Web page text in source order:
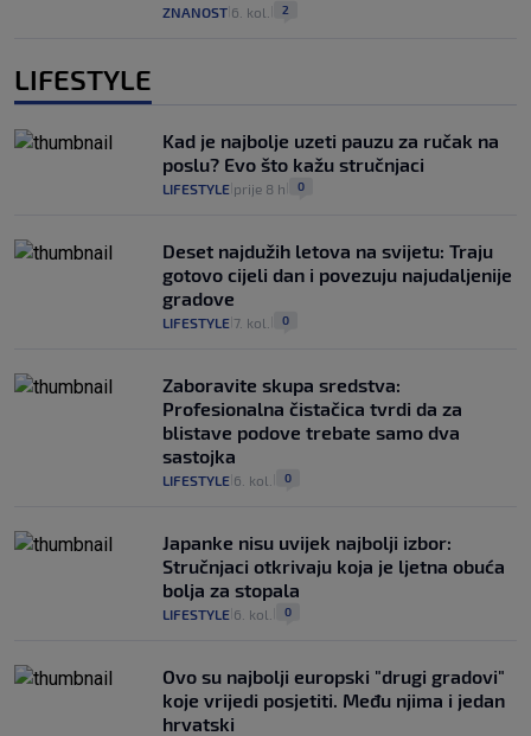
ZNANOST 6. kol. 2
LIFESTYLE
Kad je najbolje uzeti pauzu za ručak na
poslu? Evo što kažu stručnjaci
LIFESTYLE prije 8 h 0
Deset najdužih letova na svijetu: Traju
gotovo cijeli dan i povezuju najudaljenije
gradove
LIFESTYLE 7. kol. 0
Zaboravite skupa sredstva:
Profesionalna čistačica tvrdi da za
blistave podove trebate samo dva
sastojka
LIFESTYLE 6. kol. 0
Japanke nisu uvijek najbolji izbor:
Stručnjaci otkrivaju koja je ljetna obuća
bolja za stopala
LIFESTYLE 6. kol. 0
Ovo su najbolji europski "drugi gradovi"
koje vrijedi posjetiti. Među njima i jedan
hrvatski